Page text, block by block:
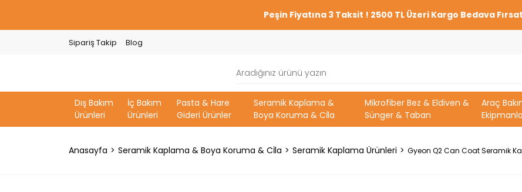
Peşin Fiyatına 3 Taksit ! 2500 TL Üzeri Kargo Bedava
Sipariş Takip Blog
Dış Bakım
Ürünleri
İç Bakım
Ürünleri
Pasta & Hare
Gideri Ürünler
Seramik Kaplama &
Boya Koruma & Cİla
Mikrofiber Bez & Eldiven &
Sünger & Taban
Araç
Anasayfa Seramik Kaplama & Boya Koruma & Cİla Seramik Kaplama Ürünleri Gyeon Q2 Can Coat Seramik